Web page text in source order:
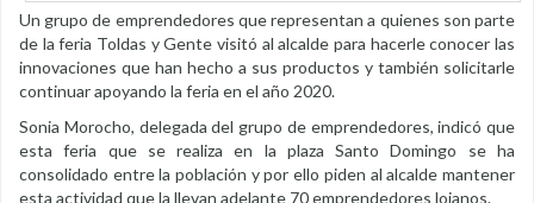
Un grupo de emprendedores que representan a quienes son parte
de la feria Toldas y Gente visitó al alcalde para hacerle conocer las
innovaciones que han hecho a sus productos y también solicitarle
continuar apoyando la feria en el año 2020.
Sonia Morocho, delegada del grupo de emprendedores, indicó que
esta feria que se realiza en la plaza Santo Domingo se ha
consolidado entre la población y por ello piden al alcalde mantener
esta actividad que la llevan adelante 70 emprendedores lojanos.